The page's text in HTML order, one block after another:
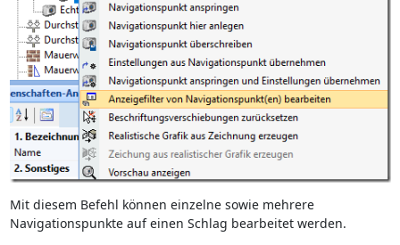
Mit diesem Befehl können einzelne sowie mehrere
Navigationspunkte auf einen Schlag bearbeitet werden.